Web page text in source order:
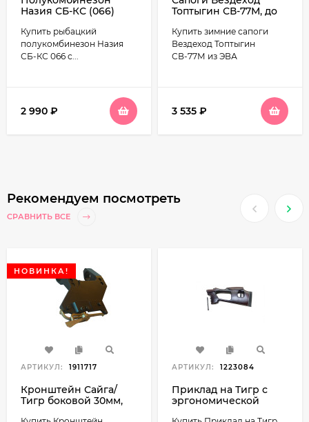
Назия СБ-КС (066)
Купить рыбацкий
полукомбинезон Назия
СБ-КС 066 с...
2 990 ₽
Топтыгин СВ-77М, до
манжета, носок-
утеплитель
Купить зимние сапоги
Вездеход Топтыгин
СВ-77М из ЭВА
3 535 ₽
Рекомендуем посмотреть
СРАВНИТЬ ВСЕ
НОВИНКА!
АРТИКУЛ: 1911717
Кронштейн Сайга/
Тигр боковой 30мм,
АРТИКУЛ: 1223084
Приклад на Тигр с
эргономической